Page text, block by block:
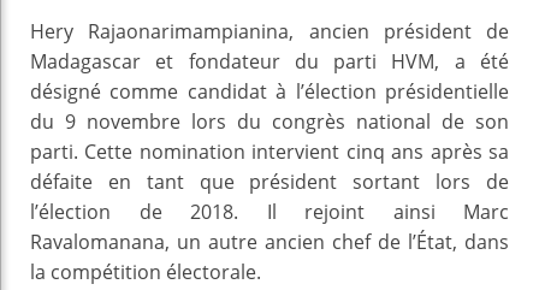
Hery Rajaonarimampianina, ancien président de
Madagascar et fondateur du parti HVM, a été
désigné comme candidat à l’élection présidentielle
du 9 novembre lors du congrès national de son
parti. Cette nomination intervient cinq ans après sa
défaite en tant que président sortant lors de
l’élection de 2018. Il rejoint ainsi Marc
Ravalomanana, un autre ancien chef de l’État, dans
la compétition électorale.